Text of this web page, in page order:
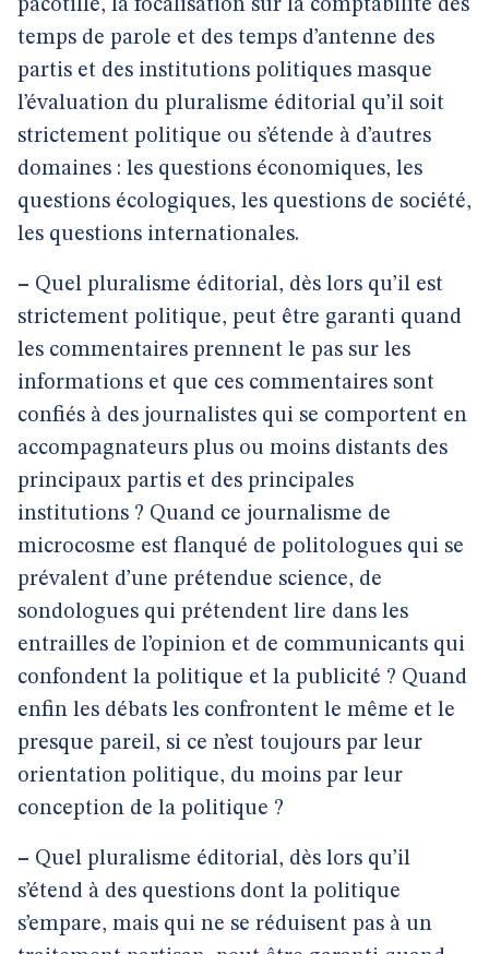
pacotille, la focalisation sur la comptabilité des
temps de parole et des temps d’antenne des
partis et des institutions politiques masque
l’évaluation du pluralisme éditorial qu’il soit
strictement politique ou s’étende à d’autres
domaines : les questions économiques, les
questions écologiques, les questions de société,
les questions internationales.
– Quel pluralisme éditorial, dès lors qu’il est
strictement politique, peut être garanti quand
les commentaires prennent le pas sur les
informations et que ces commentaires sont
confiés à des journalistes qui se comportent en
accompagnateurs plus ou moins distants des
principaux partis et des principales
institutions ? Quand ce journalisme de
microcosme est flanqué de politologues qui se
prévalent d’une prétendue science, de
sondologues qui prétendent lire dans les
entrailles de l’opinion et de communicants qui
confondent la politique et la publicité ? Quand
enfin les débats les confrontent le même et le
presque pareil, si ce n’est toujours par leur
orientation politique, du moins par leur
conception de la politique ?
– Quel pluralisme éditorial, dès lors qu’il
s’étend à des questions dont la politique
s’empare, mais qui ne se réduisent pas à un